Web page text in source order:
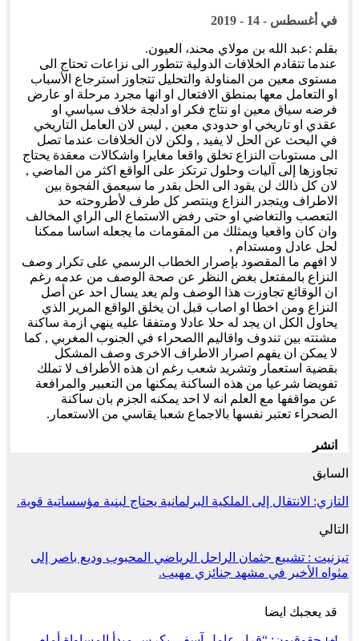
في أغسطس - 14 - 2019
بقلم :عبد الله بن مولاي محند، العيون.
عندما تتقادم الخلافات الدولية تتطور الى نزاعات تحتاج الى
مستوى معين من المناولة والتحليل تتجاوز استرجاع الأسباب
او التعامل معها بمنطق الافتعال او انها مجرد مرحلة او عارض
فرضه سياق معين او نتاج فكر او ادلجة خلاف سياسي او
عقدي او تاريخي او حدودي معين , ليس لان العامل التاريخي
في البحث عن الحل لا يفيد , ولكن لان الخلافات عندما تصل
الى مستوىات النزاع تخلق واقعا مغايرا واشكالات معقدة يحتاج
تجاوزها إلى آليات وحلول ترتكز على الواقع اكثر من الماضي ,
لان كل ذالك لن يقود الى الحل بقدر ما سيعمق الفجوة بين
الاطراف ويتجدر النزاع وينتصر كل طرف لأطروحته حد
التعصب والتغاضي او حتى رفض الاستماع الى الراي المخالف
وان كان واقعيا ويمثلك من المقومات ما يجعله اساسا ممكنا
لحل عادل ومستدام ,
لا افهم ما المقصود بإصرار الخطاب الرسمي على تكرار وصف
النزاع بالمفتعل بغض النظر عن صحة الوصف من عدمه رغم
ان الوقائع تجاوزت هذا الوصف ولم يعد يسال احد عن أصل
النزاع ومن اخطا او اصاب قبل ان يخلق الواقع المرير الذي
يحاول الكل ان يجد له حلا عادلا ومتفقا عليه ينهي ازمة ساكنة
مشتته بين تندوف واقاليم االصحراء في الجنوب المغربي , كما
لا يمكن ان يفهم اصرار الاطراف الاخرى وصف المشكل
بقضية استعمار وتشريد شعب رغم ان هذه الأطراف لا تملك
تفويضا شرعيا من هذه الساكنة يمكنها من التعبير والمرافعة
عن مواقفها مع العلم انه لا احد يمكنه الجزم بان ساكنة
الصحراء تعتبر نفسها بالاجماع شعبا يقاسي من الاستعمار.
انشر
السابق
التازي: الانتقال إلى الملكية البرلمانية يحتاج لبنية مؤسساتية قوية.
التالي
تيزنيت : تشييع جثمان الراحل الرياضي المحبوب وديع باصر إلى
مثواه الأخير في مشهد جنائزي مهيب.
قد يعجبك ايضا